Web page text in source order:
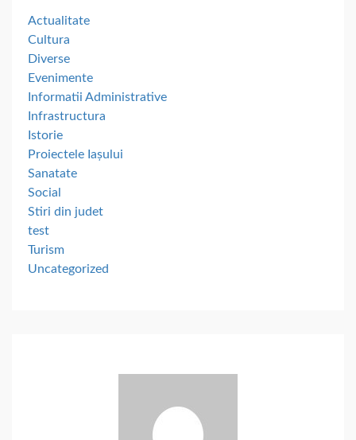
Actualitate
Cultura
Diverse
Evenimente
Informatii Administrative
Infrastructura
Istorie
Proiectele Iașului
Sanatate
Social
Stiri din judet
test
Turism
Uncategorized